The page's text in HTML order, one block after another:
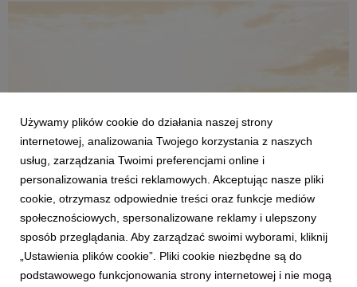
AKTUALNOŚCI
Festiwal trwa w najlepsze! Co znajdziecie w
strefach naszych Partnerów?
31 lipca 2026
Używamy plików cookie do działania naszej strony
internetowej, analizowania Twojego korzystania z naszych
usług, zarządzania Twoimi preferencjami online i
personalizowania treści reklamowych. Akceptując nasze pliki
cookie, otrzymasz odpowiednie treści oraz funkcje mediów
społecznościowych, spersonalizowane reklamy i ulepszony
sposób przeglądania. Aby zarządzać swoimi wyborami, kliknij
„Ustawienia plików cookie”. Pliki cookie niezbędne są do
podstawowego funkcjonowania strony internetowej i nie mogą